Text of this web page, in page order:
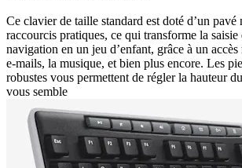
Ce clavier de taille standard est doté d’un
raccourcis pratiques, ce qui transforme la saisie
navigation en un jeu d’enfant, grâce à un
e-mails, la musique, et bien plus encore. Les
robustes vous permettent de régler la hauteur
vous semble